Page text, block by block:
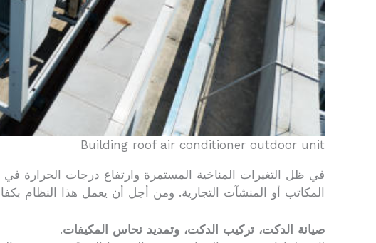
Building roof air conditioner outdoor unit
في ظل التغيرات المناخية المستمرة وارتفاع درجات الحرارة
المكاتب أو المنشآت التجارية. ومن أجل أن يعمل هذا النظام
صيانة الدكت، تركيب الدكت، وتمديد نحاس المكيفات.